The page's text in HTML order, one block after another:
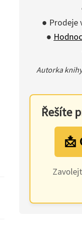
● Prodeje
●
Autorka
Řešíte
📩